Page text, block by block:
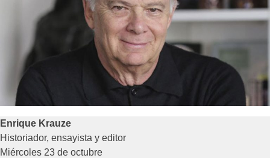
Enrique Krauze
Historiador, ensayista y editor
Miércoles 23 de octubre